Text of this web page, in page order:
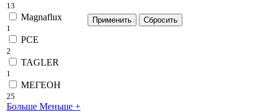
13
Magnaflux
1
PCE
2
TAGLER
1
МЕГЕОН
25
Больше Меньше +